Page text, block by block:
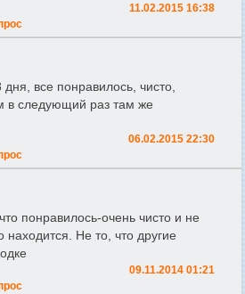
11.02.2015 16:38
все понравилось, чисто,
в следующий раз там же
06.02.2015 22:30
понравилось-очень чисто и не
находится. Не то, что другие
09.11.2014 01:21